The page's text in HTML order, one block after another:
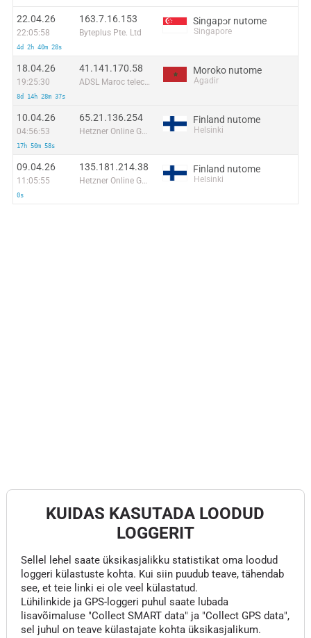
22.04.26
22:05:58
4d 2h 40m 28s
163.7.16.153
Byteplus Pte. Ltd
Singapɔr nutome
Singapore
18.04.26
19:25:30
8d 14h 28m 37s
41.141.170.58
ADSL Maroc telecom
Moroko nutome
Agadir
10.04.26
04:56:53
17h 50m 58s
65.21.136.254
Hetzner Online GmbH
Finland nutome
Helsinki
09.04.26
11:05:55
0s
135.181.214.38
Hetzner Online GmbH
Finland nutome
Helsinki
KUIDAS KASUTADA LOODUD
LOGGERIT
Sellel lehel saate üksikasjalikku statistikat oma loodud
loggeri külastuste kohta. Kui siin puudub teave, tähendab
see, et teie linki ei ole veel külastatud.
Lühilinkide ja GPS-loggeri puhul saate lubada
lisavõimaluse "Collect SMART data" ja "Collect GPS data",
sel juhul on teave külastajate kohta üksikasjalikum.